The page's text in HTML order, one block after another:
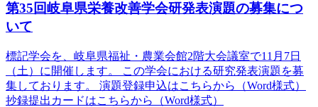
第35回岐阜県栄養改善学会研発表演題の募集につ
いて
標記学会を、岐阜県福祉・農業会館2階大会議室で11月7日
（土）に開催します。 この学会における研究発表演題を募
集しております。 演題登録申込はこちらから（Word様式）
抄録提出カードはこちらから（Word様式）